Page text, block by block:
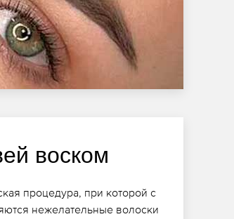
воском
процедура, при которой с
нежелательные волоски